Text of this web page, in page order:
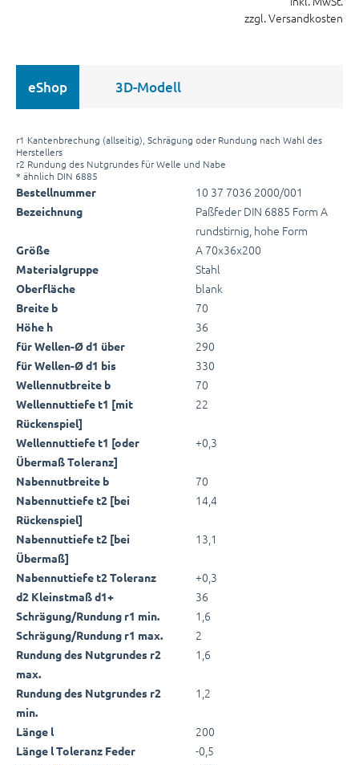
zzgl. Versandkosten
eShop 3D-Modell
r1 Kantenbrechung (allseitig), Schrägung oder Rundung nach Wahl des
Herstellers
r2 Rundung des Nutgrundes für Welle und Nabe
* ähnlich DIN 6885
Bestellnummer 10 37 7036 2000/001
Bezeichnung
Paßfeder DIN 6885 Form A
rundstirnig, hohe Form
Größe A 70x36x200
Materialgruppe Stahl
Oberfläche blank
Breite b 70
Höhe h 36
für Wellen-Ø d1 über 290
für Wellen-Ø d1 bis 330
Wellennutbreite b 70
Wellennuttiefe t1 [mit
Rückenspiel]
22
Wellennuttiefe t1 [oder
Übermaß Toleranz]
+0,3
Nabennutbreite b 70
Nabennuttiefe t2 [bei
Rückenspiel]
14,4
Nabennuttiefe t2 [bei
Übermaß]
13,1
Nabennuttiefe t2 Toleranz +0,3
d2 Kleinstmaß d1+ 36
Schrägung/Rundung r1 min. 1,6
Schrägung/Rundung r1 max. 2
Rundung des Nutgrundes r2
max.
1,6
Rundung des Nutgrundes r2
min.
1,2
Länge l 200
Länge l Toleranz Feder -0,5